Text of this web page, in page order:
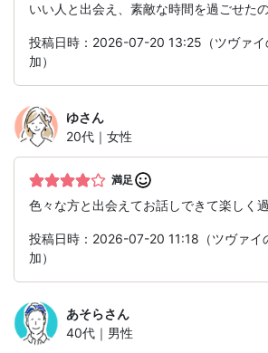
いい人と出会え、素敵な時間を過ごせたの
投稿日時：2026-07-20 13:25（ツヴァイ
加）
ゆさん
20代｜女性
満足
色々な方と出会えてお話しできて楽しく過
投稿日時：2026-07-20 11:18（ツヴァイ
加）
あそらさん
40代｜男性